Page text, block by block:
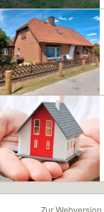
Zur Webversion